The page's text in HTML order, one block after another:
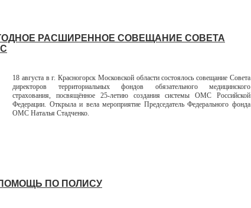
РАСШИРЕННОЕ СОВЕЩАНИЕ СОВЕТА
18 августа в г. Красногорск Московской области состоялось совещание Совета
директоров территориальных фондов обязательного медицинского
страхования, посвящённое 25-летию создания системы ОМС Российской
Федерации. Открыла и вела мероприятие Председатель Федерального фонда
ОМС Наталья Стадченко.
ПО ПОЛИСУ